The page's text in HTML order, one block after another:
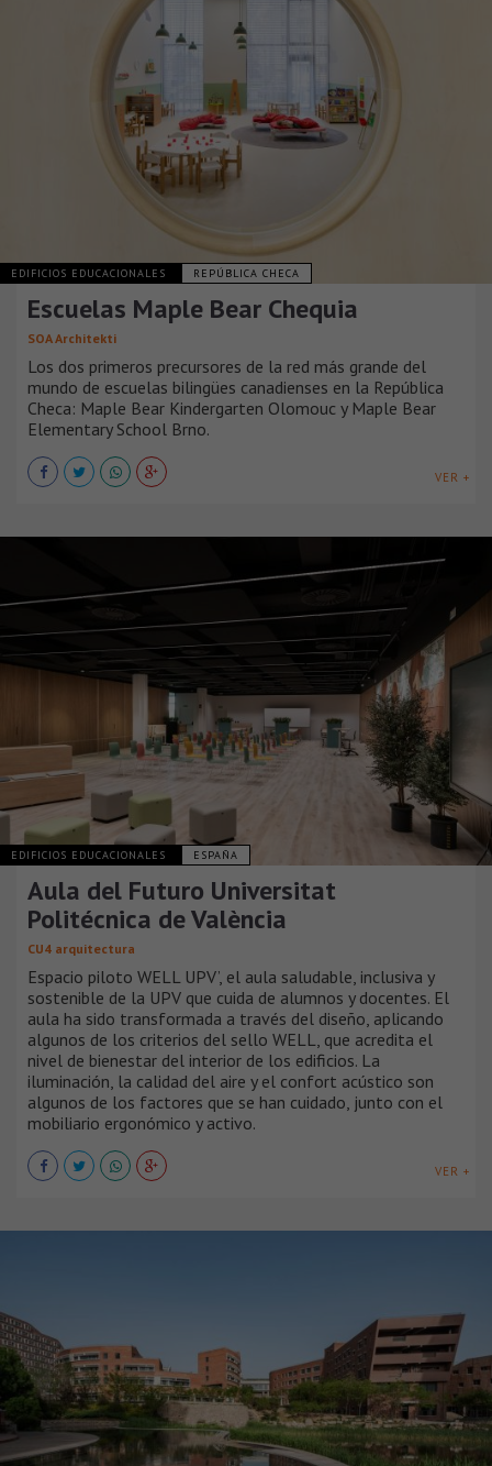
EDIFICIOS EDUCACIONALES REPÚBLICA CHECA
Escuelas Maple Bear Chequia
SOA Architekti
Los dos primeros precursores de la red más grande del
mundo de escuelas bilingües canadienses en la República
Checa: Maple Bear Kindergarten Olomouc y Maple Bear
Elementary School Brno.
VER +
EDIFICIOS EDUCACIONALES ESPAÑA
Aula del Futuro Universitat
Politécnica de València
CU4 arquitectura
Espacio piloto WELL UPV’, el aula saludable, inclusiva y
sostenible de la UPV que cuida de alumnos y docentes. El
aula ha sido transformada a través del diseño, aplicando
algunos de los criterios del sello WELL, que acredita el
nivel de bienestar del interior de los edificios. La
iluminación, la calidad del aire y el confort acústico son
algunos de los factores que se han cuidado, junto con el
mobiliario ergonómico y activo.
VER +